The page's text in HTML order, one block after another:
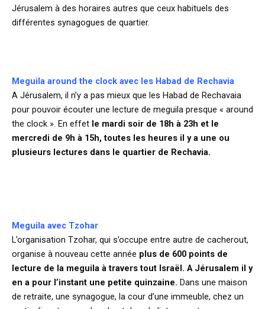
Jérusalem à des horaires autres que ceux habituels des
différentes synagogues de quartier.
Meguila around the clock avec les Habad de Rechavia
A Jérusalem, il n’y a pas mieux que les Habad de Rechavaia
pour pouvoir écouter une lecture de meguila presque « around
the clock ». En effet le mardi soir de 18h à 23h et le
mercredi de 9h à 15h, toutes les heures il y a une ou
plusieurs lectures dans le quartier de Rechavia.
Meguila avec Tzohar
L’organisation Tzohar, qui s’occupe entre autre de cacherout,
organise à nouveau cette année plus de 600 points de
lecture de la meguila à travers tout Israël. A Jérusalem il y
en a pour l’instant une petite quinzaine. Dans une maison
de retraite, une synagogue, la cour d’une immeuble, chez un